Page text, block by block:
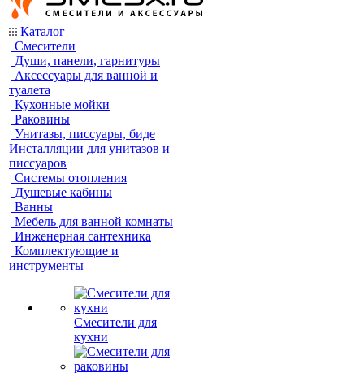
Каталог
Смесители
Души, панели, гарнитуры
Аксессуары для ванной и
туалета
Кухонные мойки
Раковины
Унитазы, писсуары, биде
Инсталляции для унитазов и
писсуаров
Системы отопления
Душевые кабины
Ванны
Мебель для ванной комнаты
Инженерная сантехника
Комплектующие и
инструменты
Смесители для
кухни